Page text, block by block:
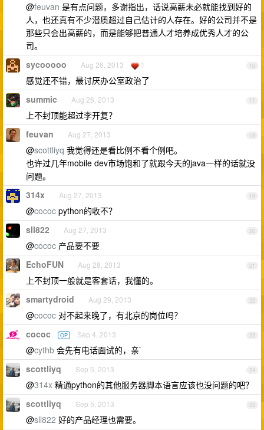
@feuvan 是有点问题，多谢指出，话说高薪未必就能找到好的
人，也还真有不少潜质超过自己估计的人存在。好的公司并不是
那些只会出高薪的，而是能够把普通人才培养成优秀人才的公
司。
16
sycooooo Aug 26, 2013 1
感觉还不错，最讨厌办公室政治了
17
summic Aug 26, 2013
上不封顶能超过李开复？
18
feuvan Aug 27, 2013
@scottliyq 我觉得还是看比例不看个例吧。
也许过几年mobile dev市场饱和了就跟今天的java一样的话就没
问题。
19
314x Aug 27, 2013
@cococ python的收不？
20
sll822 Aug 27, 2013
@cococ 产品要不要
21
EchoFUN Aug 28, 2013
上不封顶一般就是客套话，我懂的。
22
smartydroid Aug 29, 2013
@cococ 对不起来晚了，有北京的岗位吗？
23
cococ OP Sep 4, 2013
@cythb 会先有电话面试的，亲`
24
scottliyq Sep 5, 2013
@314x 精通python的其他服务器脚本语言应该也没问题的吧？
25
scottliyq Sep 5, 2013
@sll822 好的产品经理也需要。